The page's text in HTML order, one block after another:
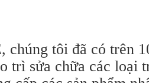
chúng tôi đã có trên
trì sửa chữa các loại